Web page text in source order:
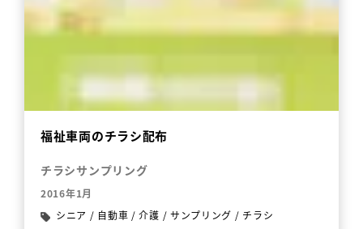
福祉車両のチラシ配布
チラシサンプリング
2016年1月
シニア / 自動車 /介護 / サンプリング / チラシ